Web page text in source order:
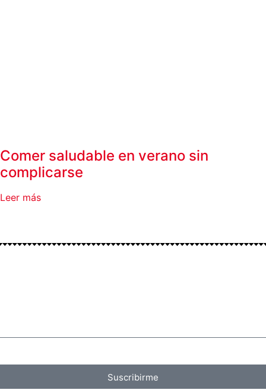
Comer saludable en verano sin
complicarse
Leer más
Suscribirme